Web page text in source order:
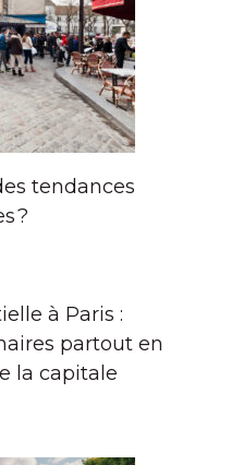
tendances
?
à Paris :
partout en
la capitale